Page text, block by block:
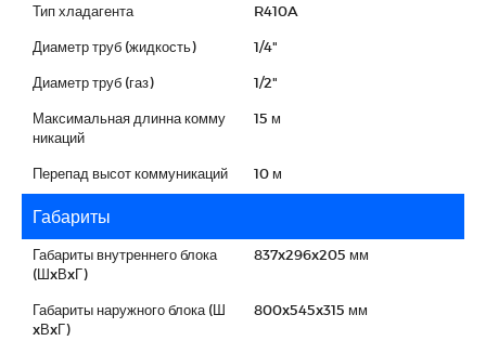
Тип хладагента R410A
Диаметр труб (жидкость) 1/4"
Диаметр труб (газ) 1/2"
Максимальная длинна комму
никаций
15 м
Перепад высот коммуникаций 10 м
Габариты
Габариты внутреннего блока
(ШxВxГ)
837x296x205 мм
Габариты наружного блока (Ш
xВxГ)
800x545x315 мм